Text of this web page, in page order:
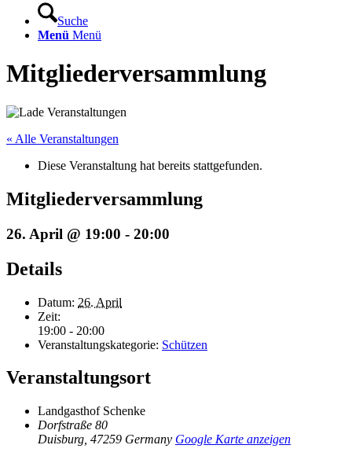
Suche
Menü Menü
Mitgliederversammlung
« Alle Veranstaltungen
Diese Veranstaltung hat bereits stattgefunden.
Mitgliederversammlung
26. April @ 19:00 - 20:00
Details
Datum: 26. April
Zeit:
19:00 - 20:00
Veranstaltungskategorie: Schützen
Veranstaltungsort
Landgasthof Schenke
Dorfstraße 80
Duisburg 47259 Germany Google Karte anzeigen